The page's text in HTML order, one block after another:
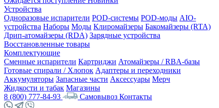
Устройства
Одноразовые испарители POD-системы POD-моды AIO-
устройства Наборы Моды Клиромайзеры Бакомайзеры (RTA)
Дрип-атомайзеры (RDA) Зарядные устройства
Восстановленные товары
Комплектующие
Сменные испарители Картриджи Атомайзеры / RBA-базы
Готовые спирали / Хлопок Адаптеры и переходники
Аккумуляторы Запасные части Аксессуары Мерч
Жидкости и табак Магазины
8 (800) 777-84-93
Самовывоз Контакты